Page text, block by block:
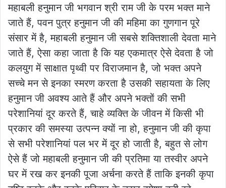
महाबली हनुमान जी भगवान श्री राम जी के परम भक्त माने
जाते हैं, पवन पुत्र हनुमान जी की महिमा का गुणगान पूरे
संसार में है, महाबली हनुमान जी सबसे शक्तिशाली देवता माने
जाते हैं, ऐसा कहा जाता है कि यह एकमात्र ऐसे देवता है जो
कलयुग में साक्षात पृथ्वी पर विराजमान है, जो भक्त अपने
सच्चे मन से इनका स्मरण करता है उसकी सहायता के लिए
हनुमान जी अवश्य आते हैं और अपने भक्तों की सभी
परेशानियां दूर करते हैं, चाहे व्यक्ति के जीवन में किसी भी
प्रकार की समस्या उत्पन्न क्यों ना हो, हनुमान जी की कृपा
से सभी परेशानियां पल भर में दूर हो जाती है, बहुत से लोग
ऐसे हैं जो महाबली हनुमान जी की प्रतिमा या तस्वीर अपने
घर में रख कर इनकी पूजा अर्चना करते हैं ताकि इनकी कृपा